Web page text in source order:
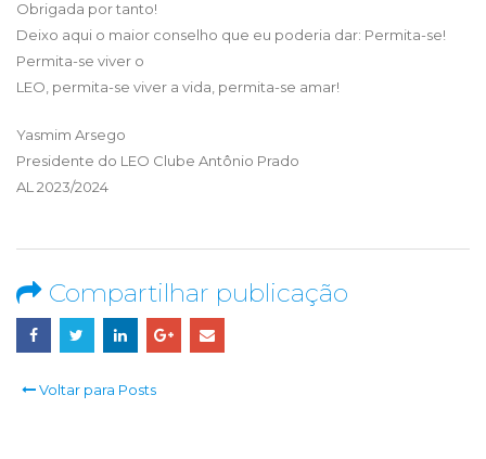
Obrigada por tanto!
Deixo aqui o maior conselho que eu poderia dar: Permita-se!
Permita-se viver o
LEO, permita-se viver a vida, permita-se amar!
Yasmim Arsego
Presidente do LEO Clube Antônio Prado
AL 2023/2024
Compartilhar publicação
Voltar para Posts